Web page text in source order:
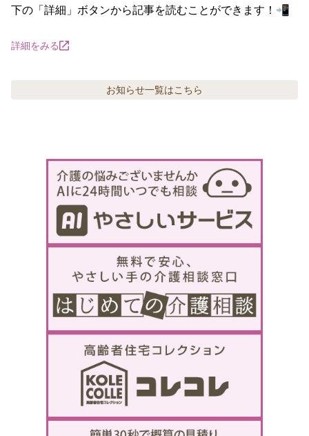
下の「詳細」ボタンから記事を読むことができます！📲
詳細をみる
お知らせ一覧はこちら